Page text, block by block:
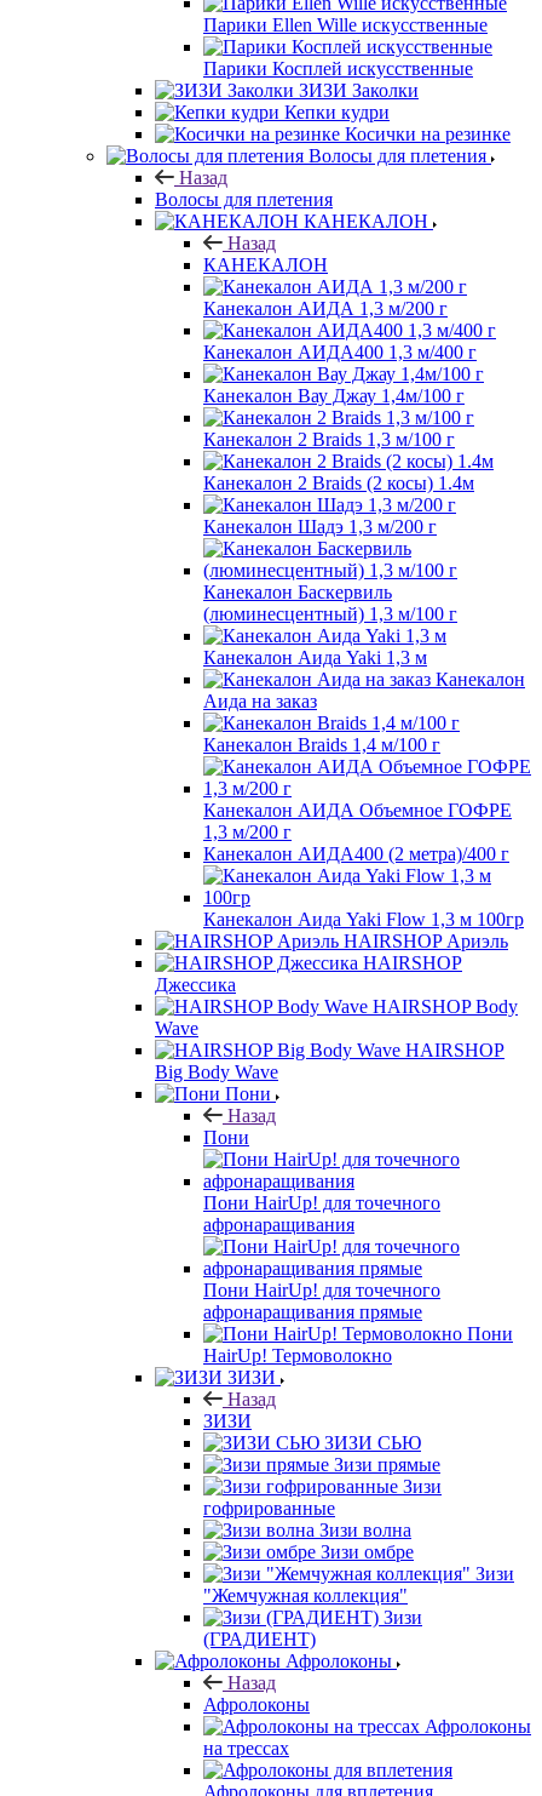
Парики Ellen Wille искусственные
Парики Косплей искусственные
ЗИЗИ Заколки
Кепки кудри
Косички на резинке
Волосы для плетения
Назад
Волосы для плетения
КАНЕКАЛОН
Назад
КАНЕКАЛОН
Канекалон АИДА 1,3 м/200 г
Канекалон АИДА400 1,3 м/400 г
Канекалон Вау Джау 1,4м/100 г
Канекалон 2 Braids 1,3 м/100 г
Канекалон 2 Braids (2 косы) 1.4м
Канекалон Шадэ 1,3 м/200 г
Канекалон Баскервиль
(люминесцентный) 1,3 м/100 г
Канекалон Аида Yaki 1,3 м
Канекалон
Аида на заказ
Канекалон Braids 1,4 м/100 г
Канекалон АИДА Объемное ГОФРЕ
1,3 м/200 г
Канекалон АИДА400 (2 метра)/400 г
Канекалон Аида Yaki Flow 1,3 м 100гр
HAIRSHOP Ариэль
HAIRSHOP
Джессика
HAIRSHOP Body
Wave
HAIRSHOP
Big Body Wave
Пони
Назад
Пони
Пони HairUp! для точечного
афронаращивания
Пони HairUp! для точечного
афронаращивания прямые
Пони
HairUp! Термоволокно
ЗИЗИ
Назад
ЗИЗИ
ЗИЗИ СЬЮ
Зизи прямые
Зизи
гофрированные
Зизи волна
Зизи омбре
Зизи
"Жемчужная коллекция"
Зизи
(ГРАДИЕНТ)
Афролоконы
Назад
Афролоконы
Афролоконы
на трессах
Афролоконы для вплетения